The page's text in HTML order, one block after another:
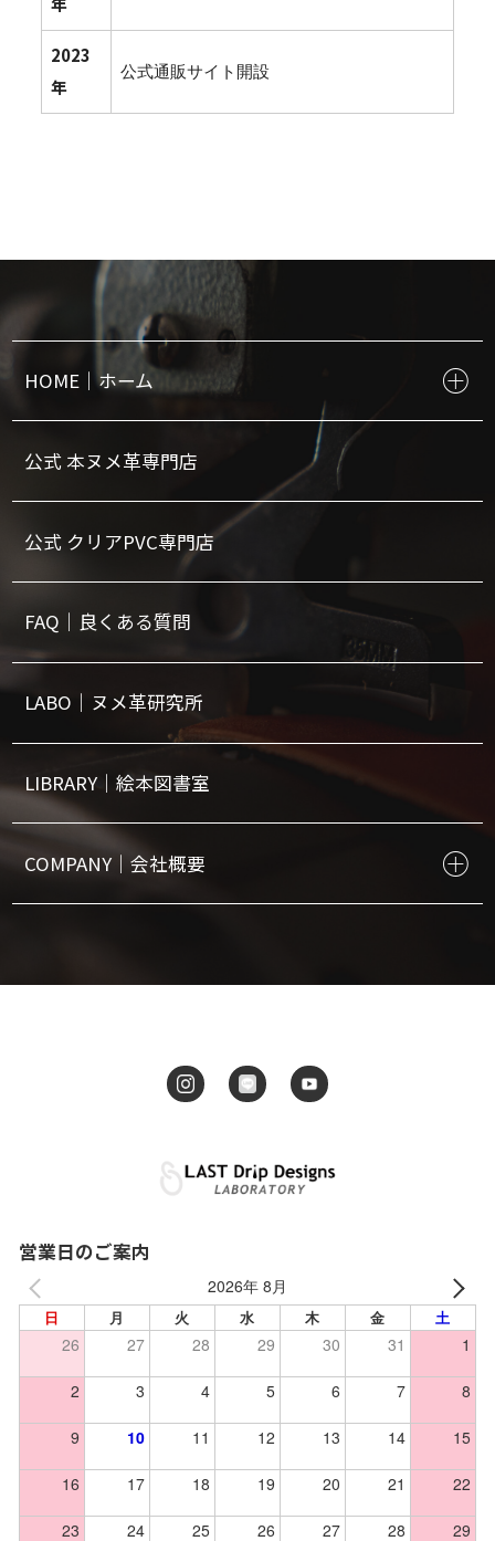
2023
年
公式通販サイト開設
HOME｜ホーム
公式 本ヌメ革専門店
公式 クリアPVC専門店
FAQ｜良くある質問
LABO｜ヌメ革研究所
LIBRARY｜絵本図書室
COMPANY｜会社概要
営業日のご案内
2026年 8月
日 月 火 水 木 金 土
26 27 28 29 30 31 1
2 3 4 5 6 7 8
9 10 11 12 13 14 15
16 17 18 19 20 21 22
23 24 25 26 27 28 29